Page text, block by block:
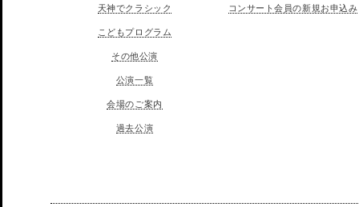
天神でクラシック
こどもプログラム
その他公演
公演一覧
会場のご案内
過去公演
コンサート会員の新規お申込み